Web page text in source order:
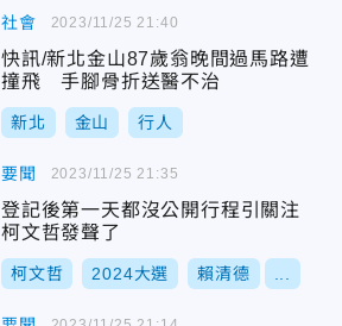
社會
快訊/新北金山87歲翁晚間過馬路遭
撞飛 手腳骨折送醫不治
新北 金山 行人
2023/11/25 21:40
要聞
登記後第一天都沒公開行程引關注
柯文哲發聲了
柯文哲 2024大選 賴清德
2023/11/25 21:35